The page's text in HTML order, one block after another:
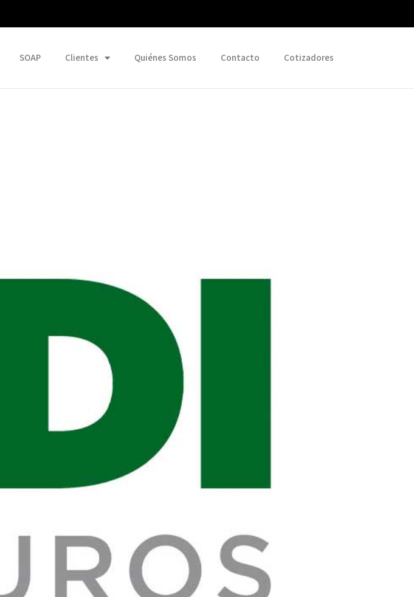
SOAP Clientes Quiénes Somos Contacto Cotizadores